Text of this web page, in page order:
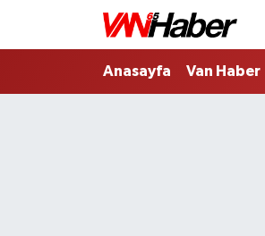
Anasayfa Van Haber
Nöbetçi Eczaneler